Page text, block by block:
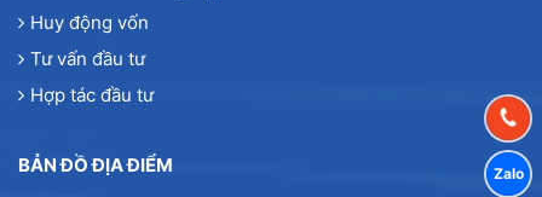
Huy động vốn
Tư vấn đầu tư
Hợp tác đầu tư
BẢN ĐỒ ĐỊA ĐIỂM